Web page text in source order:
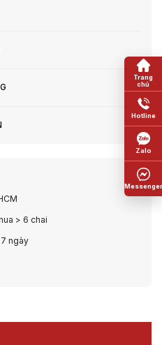
> 6 chai
ngày